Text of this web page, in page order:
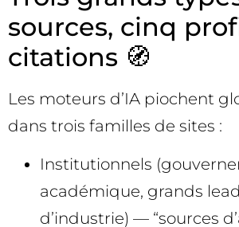
sources, cinq
citations 🧭
Les moteurs d’IA piochent
dans trois familles de sites :
Institutionnels
académique, grands
d’industrie) — “sources